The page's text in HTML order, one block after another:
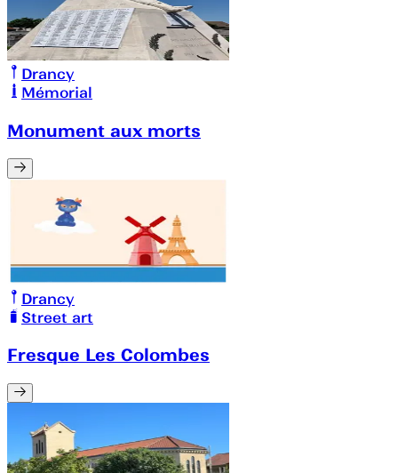
Drancy
Mémorial
Monument aux morts
Drancy
Street art
Fresque Les Colombes